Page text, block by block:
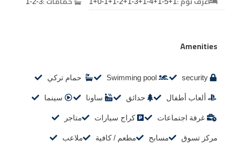
Amenities
حمام تركي
ألعاب أطفال حدائق ساونا سينما
غرفة اجتماعات كراج سيارات متاجر
مركز تسوق مسابح مطعم / كافية ملاعب